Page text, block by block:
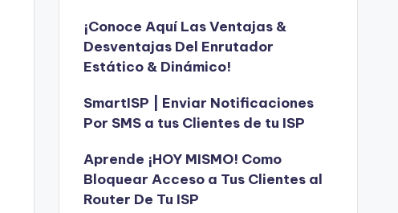
¡Conoce Aquí Las Ventajas &
Desventajas Del Enrutador
Estático & Dinámico!
SmartISP | Enviar Notificaciones
Por SMS a tus Clientes de tu ISP
Aprende ¡HOY MISMO! Como
Bloquear Acceso a Tus Clientes al
Router De Tu ISP